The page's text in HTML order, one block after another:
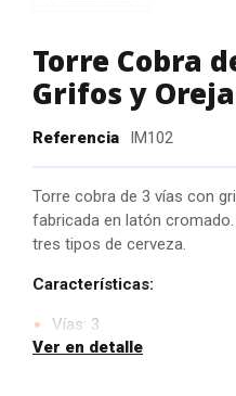
Torre Cobra
Grifos y
Referencia IM102
Torre cobra de 3 vías con
fabricada en latón
tres tipos de cerveza.
Características:
Vías: 3
Material: Latón cromado
Ver en detalle